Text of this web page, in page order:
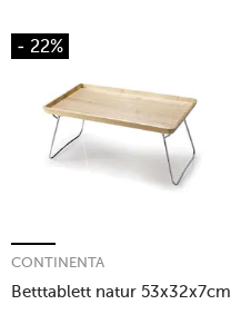
- 22%
Betttablett natur 53x32x7cm
CONTINENTA